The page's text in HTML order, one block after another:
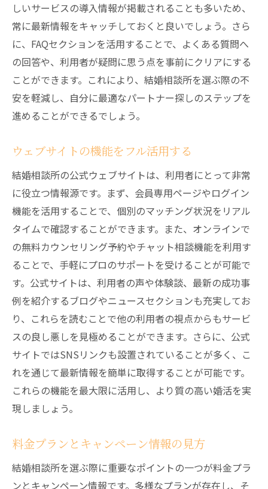
しいサービスの導入情報が掲載されることも多いため、
常に最新情報をキャッチしておくと良いでしょう。さら
に、FAQセクションを活用することで、よくある質問へ
の回答や、利用者が疑問に思う点を事前にクリアにする
ことができます。これにより、結婚相談所を選ぶ際の不
安を軽減し、自分に最適なパートナー探しのステップを
進めることができるでしょう。
ウェブサイトの機能をフル活用する
結婚相談所の公式ウェブサイトは、利用者にとって非常
に役立つ情報源です。まず、会員専用ページやログイン
機能を活用することで、個別のマッチング状況をリアル
タイムで確認することができます。また、オンラインで
の無料カウンセリング予約やチャット相談機能を利用す
ることで、手軽にプロのサポートを受けることが可能で
す。公式サイトは、利用者の声や体験談、最新の成功事
例を紹介するブログやニュースセクションも充実してお
り、これらを読むことで他の利用者の視点からもサービ
スの良し悪しを見極めることができます。さらに、公式
サイトではSNSリンクも設置されていることが多く、こ
れを通じて最新情報を簡単に取得することが可能です。
これらの機能を最大限に活用し、より質の高い婚活を実
現しましょう。
料金プランとキャンペーン情報の見方
結婚相談所を選ぶ際に重要なポイントの一つが料金プラ
ンとキャンペーン情報です。多様なプランが存在し、そ